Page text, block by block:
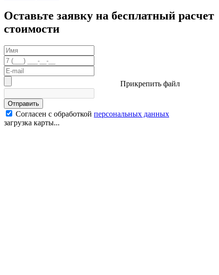
Оставьте заявку на бесплатный расчет
стоимости
Прикрепить файл
Отправить
Согласен с обработкой персональных данных
загрузка карты...